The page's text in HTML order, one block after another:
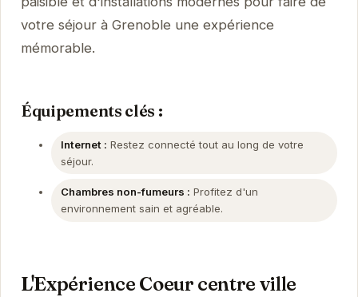
votre séjour à Grenoble une expérience
mémorable.
Équipements clés :
Internet : Restez connecté tout au long de votre
séjour.
Chambres non-fumeurs : Profitez d'un
environnement sain et agréable.
L'Expérience Coeur centre ville